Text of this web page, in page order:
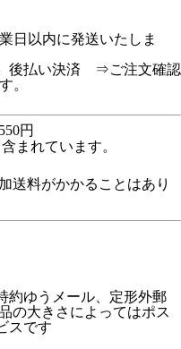
以内に発送いたしま
後払い決済 ⇒ご注文確認
。
円
まれています。
送料がかかることはあり
約ゆうメール、定形外郵
の大きさによってはポス
スです